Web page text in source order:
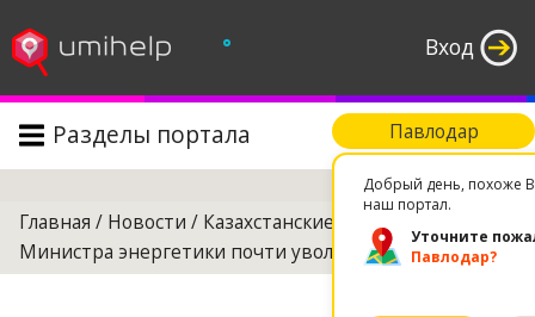
Вход
°
Павлодар
Добрый день, похоже
наш портал.
Уточните
Павлодар?
Разделы портала Поиск
Главная / Новости / Казахстанские
Министра энергетики почти уволили